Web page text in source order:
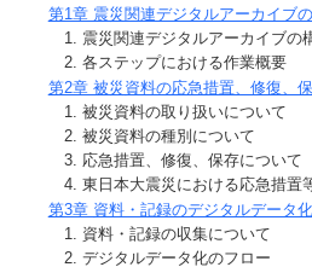
第1章 震災関連デジタルアーカイブ
1. 震災関連デジタルアーカイブの
2. 各ステップにおける作業概要
第2章 被災資料の応急措置、修復、
1. 被災資料の取り扱いについて
2. 被災資料の種別について
3. 応急措置、修復、保存について
4. 東日本大震災における応急措置
第3章 資料・記録のデジタルデータ
1. 資料・記録の収集について
2. デジタルデータ化のフロー